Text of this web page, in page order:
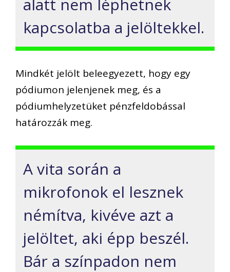
kapcsolatba a jelöltekkel.
Mindkét jelölt beleegyezett, hogy egy
pódiumon jelenjenek meg, és a
pódiumhelyzetüket pénzfeldobással
határozzák meg.
A vita során a
mikrofonok el lesznek
némítva, kivéve azt a
jelöltet, aki épp beszél.
Bár a színpadon nem